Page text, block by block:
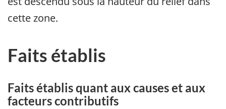
cette zone.
Faits établis
Faits établis quant aux causes et aux
facteurs contributifs